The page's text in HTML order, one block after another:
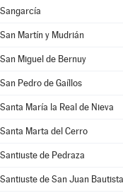
Sangarcía
San Martín y Mudrián
San Miguel de Bernuy
San Pedro de Gaíllos
Santa María la Real de Nieva
Santa Marta del Cerro
Santiuste de Pedraza
Santiuste de San Juan Bautista